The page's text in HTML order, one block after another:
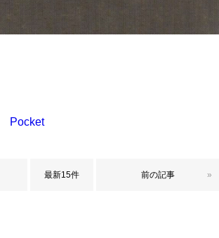
Pocket
最新15件 前の記事 »